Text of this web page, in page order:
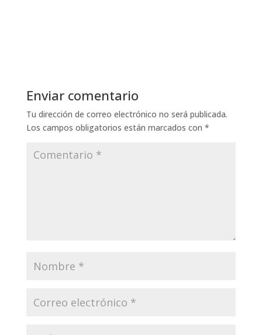
Enviar comentario
Tu dirección de correo electrónico no será publicada.
Los campos obligatorios están marcados con *